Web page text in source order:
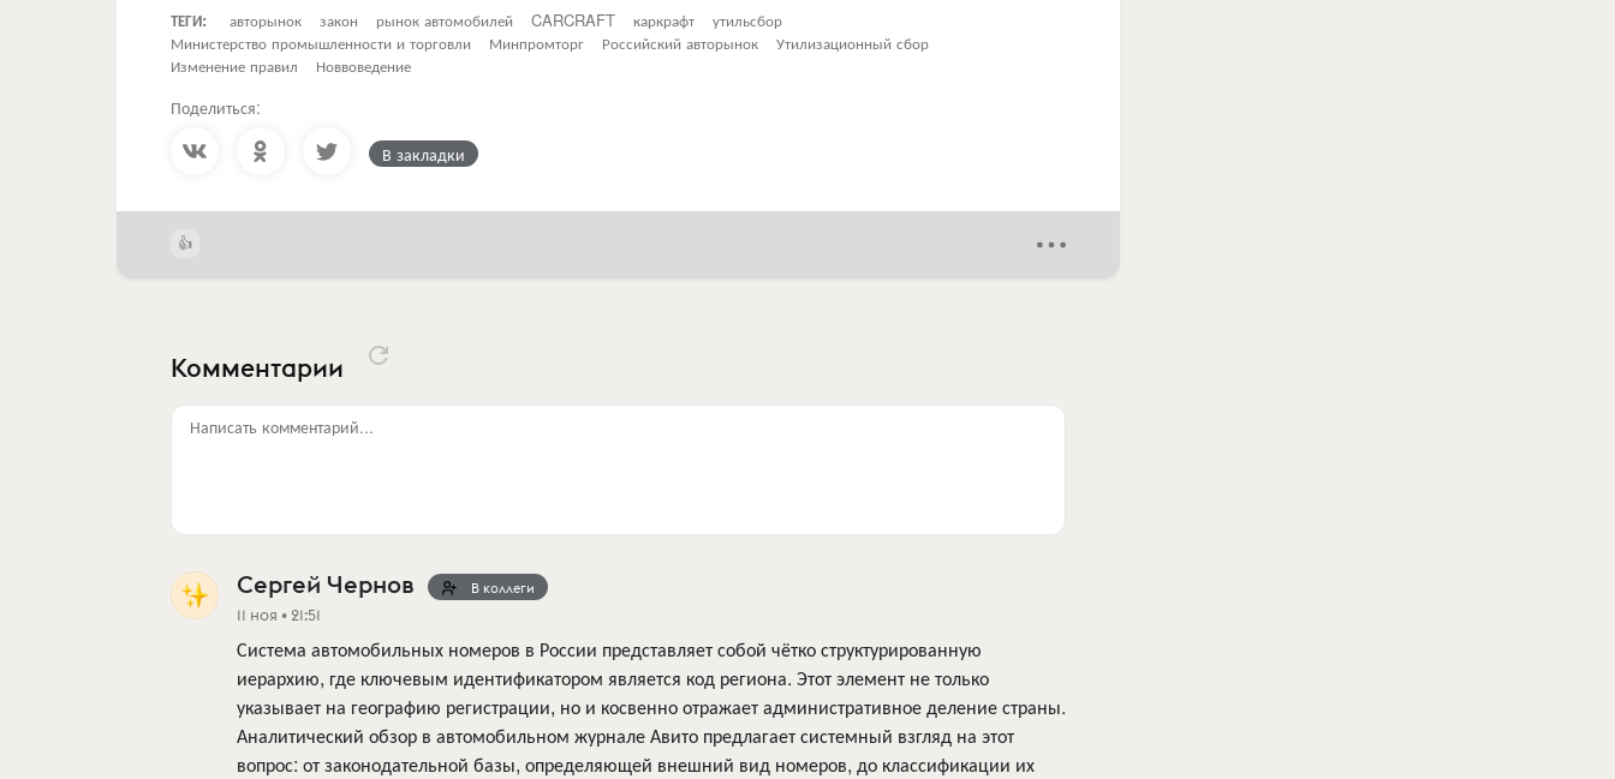
ТЕГИ:
авторынок закон рынок автомобилей CARCRAFT каркрафт
утильсбор
Министерство промышленности и торговли
Минпромторг Российский авторынок
Утилизационный сбор
Изменение правил
Новвоведение
Поделиться:
В закладки
Комментарии
Написать комментарий...
Сергей Чернов В коллеги
11 ноя • 21:51
Система автомобильных номеров в России представляет собой чётко структурированную
иерархию, где ключевым идентификатором является код региона. Этот элемент не только
указывает на географию регистрации, но и косвенно отражает административное деление страны.
Аналитический обзор в автомобильном журнале Авито предлагает системный взгляд на этот
вопрос: от законодательной базы, определяющей внешний вид номеров, до классификации их